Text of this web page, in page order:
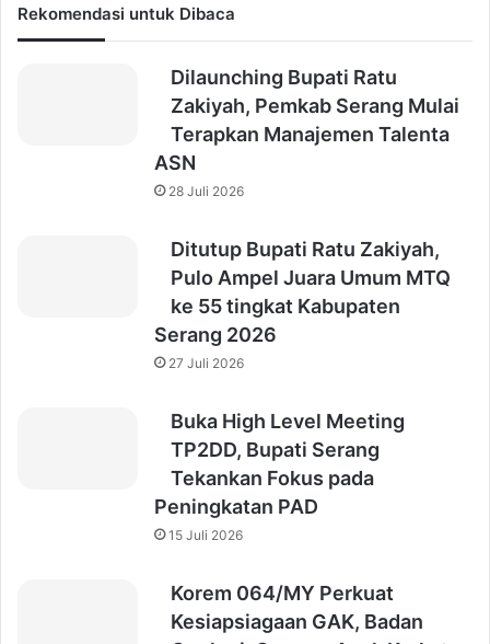
Rekomendasi untuk Dibaca
Dilaunching Bupati Ratu
Zakiyah, Pemkab Serang Mulai
Terapkan Manajemen Talenta
ASN
28 Juli 2026
Ditutup Bupati Ratu Zakiyah,
Pulo Ampel Juara Umum MTQ
ke 55 tingkat Kabupaten
Serang 2026
27 Juli 2026
Buka High Level Meeting
TP2DD, Bupati Serang
Tekankan Fokus pada
Peningkatan PAD
15 Juli 2026
Korem 064/MY Perkuat
Kesiapsiagaan GAK, Badan